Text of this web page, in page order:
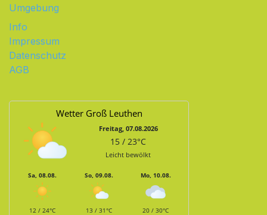
Umgebung
Info
Impressum
Datenschutz
AGB
Wetter Groß Leuthen
Freitag, 07.08.2026
15 / 23°C
Leicht bewölkt
Sa, 08.08.
12 / 24°C
So, 09.08.
13 / 31°C
Mo, 10.08.
20 / 30°C